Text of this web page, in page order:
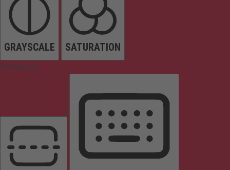
GRAYSCALE SATURATION
Orientation